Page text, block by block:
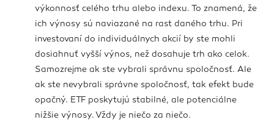
výkonnosť celého trhu alebo indexu. To znamená, že
ich výnosy sú naviazané na rast daného trhu. Pri
investovaní do individuálnych akcií by ste mohli
dosiahnuť vyšší výnos, než dosahuje trh ako celok.
Samozrejme ak ste vybrali správnu spoločnosť. Ale
ak ste nevybrali správne spoločnosť, tak efekt bude
opačný. ETF poskytujú stabilné, ale potenciálne
nižšie výnosy. Vždy je niečo za niečo.